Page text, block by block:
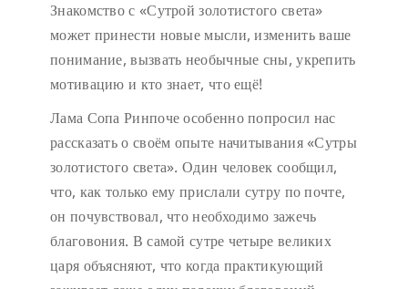
Знакомство с «Сутрой золотистого света»
может принести новые мысли, изменить ваше
понимание, вызвать необычные сны, укрепить
мотивацию и кто знает, что ещё!
Лама Сопа Ринпоче особенно попросил нас
рассказать о своём опыте начитывания «Сутры
золотистого света». Один человек сообщил,
что, как только ему прислали сутру по почте,
он почувствовал, что необходимо зажечь
благовония. В самой сутре четыре великих
царя объясняют, что когда практикующий